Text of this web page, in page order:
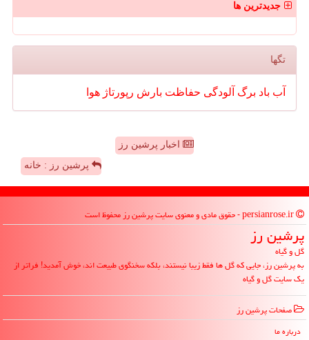
جدیدترین ها
تگها
آب باد برگ آلودگی حفاظت بارش رپورتاژ هوا
اخبار پرشین رز
پرشین رز : خانه
پرشین رز
گل و گیاه
به پرشین رز، جایی که گل ها فقط زیبا نیستند، بلکه سخنگوی طبیعت اند، خوش آمدید! فراتر از
یک سایت گل و گیاه
صفحات پرشین رز
درباره ما